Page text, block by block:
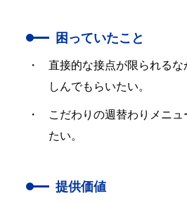
困っていたこと
直接的な接点が限られる
しんでもらいたい。
こだわりの週替わりメニ
たい。
提供価値